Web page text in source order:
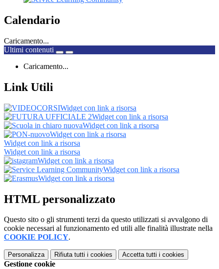
Calendario
Caricamento...
Ultimi contenuti
Caricamento...
Link Utili
Widget con link a risorsa
Widget con link a risorsa
Widget con link a risorsa
Widget con link a risorsa
Widget con link a risorsa
Widget con link a risorsa
Widget con link a risorsa
Widget con link a risorsa
Widget con link a risorsa
HTML personalizzato
Questo sito o gli strumenti terzi da questo utilizzati si avvalgono di
cookie necessari al funzionamento ed utili alle finalità illustrate nella
COOKIE POLICY.
Personalizza Rifiuta tutti i cookies Accetta tutti i cookies
Gestione cookie